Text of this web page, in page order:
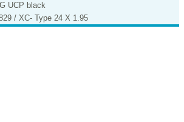
UCP black
/ XC- Type 24 X 1.95